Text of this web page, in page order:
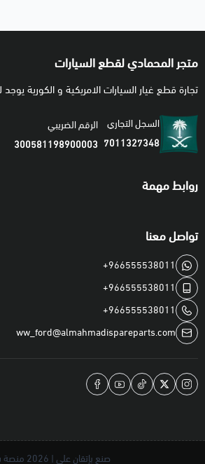
متجر المحمادي لقطع السيارات
تجارة قطع غيار السيارات الامريكية و الكورية يوجد
السجل التجاري
7011327348
الرقم الضريبي
300581198900003
روابط مهمة
تواصل معنا
+966555538011
+966555538011
+966555538011
ww_ford@almahmadispareparts.com
صنع بإتقان على | 2026 منصة